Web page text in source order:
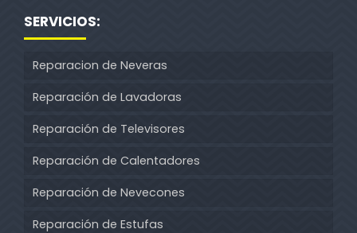
SERVICIOS:
Reparacion de Neveras
Reparación de Lavadoras
Reparación de Televisores
Reparación de Calentadores
Reparación de Nevecones
Reparación de Estufas